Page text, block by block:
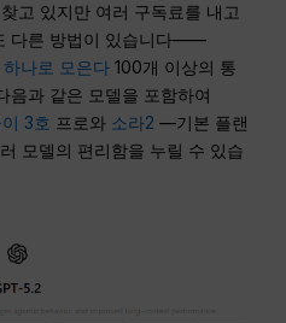
고 있지만 여러 구독료를 내고
다른 방법이 있습니다——
나로 모은다 100개 이상의 통
과 같은 모델을 포함하여
3호 프로와 소라2 —기본 플랜
모델의 편리함을 누릴 수 있습